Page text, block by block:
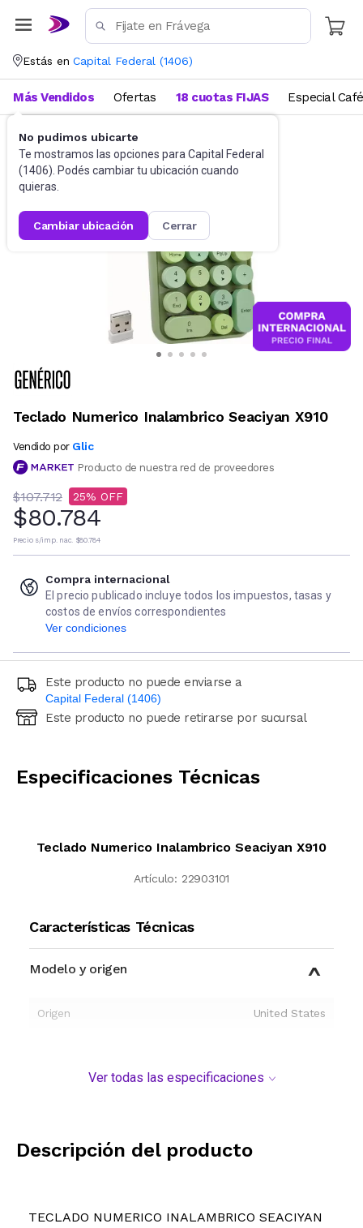
Estás en Capital Federal (1406)
No pudimos ubicarte
Te mostramos las opciones para Capital Federal
(1406). Podés cambiar tu ubicación cuando
quieras.
cambiar ubicación cerrar
Más Vendidos Ofertas 18 cuotas FIJAS Especial Café
Accesorios de Informática
Teclado Numerico Inalambrico Seaciyan X910
Vendido por Glic
Producto de nuestra red de proveedores
$107.712 25
$80.784
Precio s/imp. nac. $80.784
Compra internacional
El precio publicado incluye todos los impuestos, tasas y
costos de envíos correspondientes
Ver condiciones
Este producto no puede enviarse a
Capital Federal (1406)
Ingresá código postal (sólo números)
Este producto no puede retirarse por sucursal
Especificaciones Técnicas
Teclado Numerico Inalambrico Seaciyan X910
Artículo: 22903101
Características Técnicas
Modelo y origen
Origen United States
Ver todas las especificaciones
Descripción del producto
TECLADO NUMERICO INALAMBRICO SEACIYAN